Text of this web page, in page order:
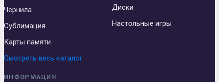
Чернила
Сублимация
Карты памяти
Диски
Настольные игры
Смотреть весь каталог
ИНФОРМАЦИЯ: